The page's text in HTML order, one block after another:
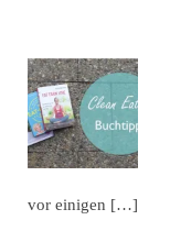
vor einigen […]